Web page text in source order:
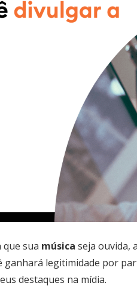
que sua música seja ouvida,
ganhará legitimidade por
destaques na mídia.